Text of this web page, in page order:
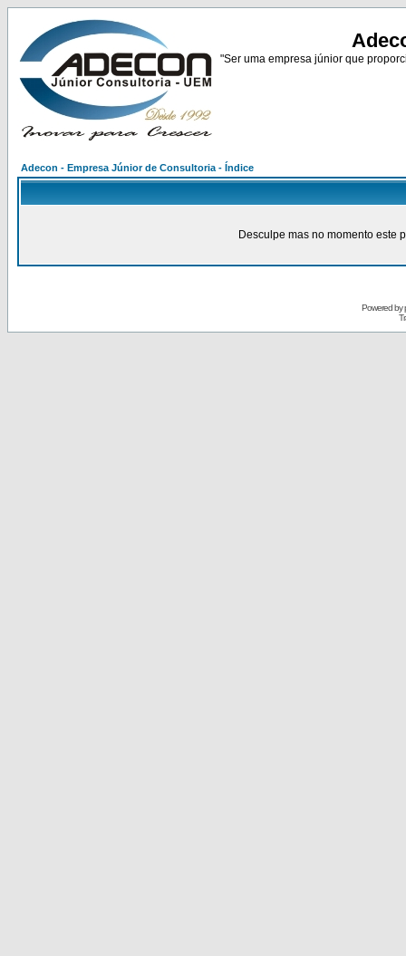
"Ser uma empresa júnior que
Adecon - Empresa Júnior de Consultoria - Índice
Desculpe mas no momento este
Powered by